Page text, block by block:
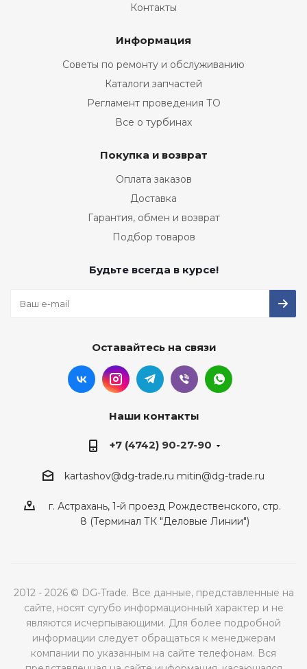
Контакты
Информация
Советы по ремонту и обслуживанию
Каталоги запчастей
Регламент проведения ТО
Все о турбинах
Покупка и возврат
Оплата заказов
Доставка
Гарантия, обмен и возврат
Подбор товаров
Будьте всегда в курсе!
Оставайтесь на связи
Наши контакты
+7 (4742) 90-27-90
kartashov@dg-trade.ru mitin@dg-trade.ru
г. Астрахань, 1-й проезд Рождественского, стр.
8 (Терминал ТК "Деловые Линии")
2012 - 2026 © DG-Trade. Все данные, представленные на
сайте, носят сугубо информационный характер и не
являются исчерпывающими. Для более подробной
информации следует обращаться к менеджерам
компании по указанным на сайте телефонам. Вся